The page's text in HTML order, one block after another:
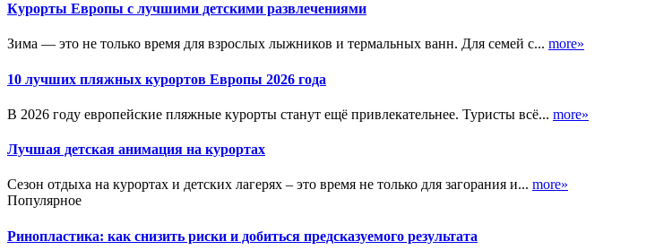
Курорты Европы с лучшими детскими развлечениями
Зима — это не только время для взрослых лыжников и термальных ванн. Для семей с... more»
10 лучших пляжных курортов Европы 2026 года
В 2026 году европейские пляжные курорты станут ещё привлекательнее. Туристы всё... more»
Лучшая детская анимация на курортах
Сезон отдыха на курортах и детских лагерях – это время не только для загорания и... more»
Популярное
Ринопластика: как снизить риски и добиться предсказуемого результата